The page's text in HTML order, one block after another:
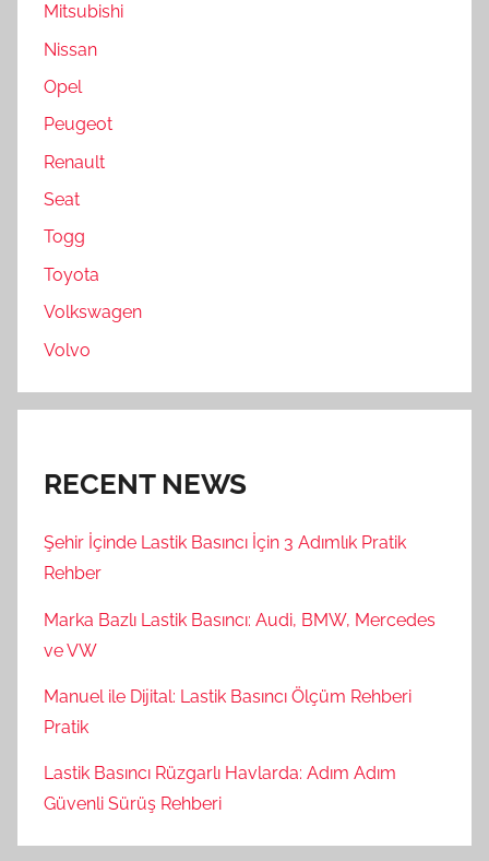
Mitsubishi
Nissan
Opel
Peugeot
Renault
Seat
Togg
Toyota
Volkswagen
Volvo
RECENT NEWS
Şehir İçinde Lastik Basıncı İçin 3 Adımlık Pratik
Rehber
Marka Bazlı Lastik Basıncı: Audi, BMW, Mercedes
ve VW
Manuel ile Dijital: Lastik Basıncı Ölçüm Rehberi
Pratik
Lastik Basıncı Rüzgarlı Havlarda: Adım Adım
Güvenli Sürüş Rehberi